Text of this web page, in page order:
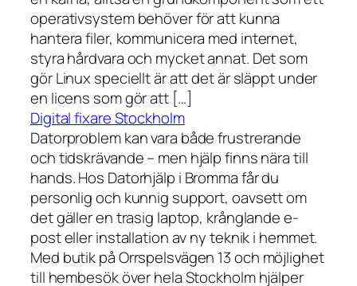
operativsystem behöver för att kunna
hantera filer, kommunicera med internet,
styra hårdvara och mycket annat. Det som
gör Linux speciellt är att det är släppt under
en licens som gör att […]
Digital fixare Stockholm
Datorproblem kan vara både frustrerande
och tidskrävande – men hjälp finns nära till
hands. Hos Datorhjälp i Bromma får du
personlig och kunnig support, oavsett om
det gäller en trasig laptop, krånglande e-
post eller installation av ny teknik i hemmet.
Med butik på Orrspelsvägen 13 och möjlighet
till hembesök över hela Stockholm hjälper